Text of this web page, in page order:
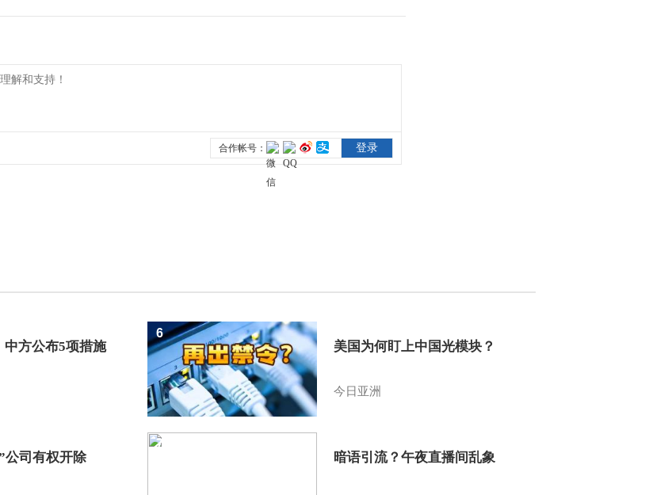
中方公布5项措施
公司有权开除
美国为何盯上中国光模块？
今日亚洲
6
暗语引流？午夜直播间乱象
7